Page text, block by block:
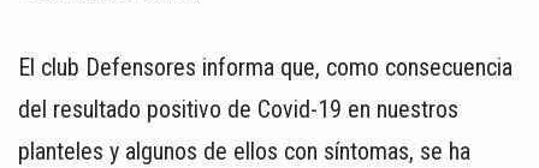
El club Defensores informa que, como consecuencia
del resultado positivo de Covid-19 en nuestros
planteles y algunos de ellos con síntomas, se ha